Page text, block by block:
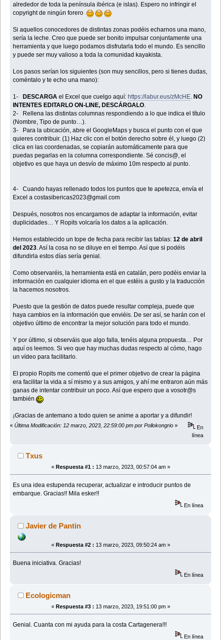
alrededor de toda la península ibérica (e islas). Espero no infringir el
copyright de ningún forero
Si aquellos conocedores de distintas zonas podéis echarnos una mano,
sería la leche. Creo que puede ser bonito impulsar conjuntamente una
herramienta y que luego podamos disfrutarla todo el mundo. Es sencillo
y puede ser muy valioso a toda la comunidad kayakista.
Los pasos serían los siguientes (son muy sencillos, pero si tienes dudas,
coméntalo y te echo una mano):
1-DESCARGAel Excel que cuelgo aquí:https://labur.eus/zMcHE .NO
INTENTES EDITARLO ON-LINE, DESCÁRGALO
2- Rellena las distintas columnas respondiendo a lo que indica el título
(Nombre, Tipo de punto…).
3- Para la ubicación, abre el GoogleMaps y busca el punto con el que
quieres contribuir. (1) Haz clic con el botón derecho sobre él, y luego (2)
clica en las coordenadas, se copiarán automáticamente para que
puedas pegarlas en la columna correspondiente. Sé concis@, el
objetivo es que haya un desvío de máximo 10m respecto al punto.
4- Cuando hayas rellenado todos los puntos que te apetezca, envía el
Excel a costasibericas2023@gmail.com
Después, nosotros nos encargamos de adaptar la información, evitar
duplicidades… Y Ropits volcaría los datos a la aplicación.
Hemos establecido un tope de fecha para recibir las tablas:12 de abril
del 2023 . Así la cosa no se diluye en el tiempo. Así que si podéis
difundirla estos días sería genial.
Como observaréis, la herramienta está en catalán, pero podéis enviar la
información en cualquier idioma en el que estéis a gusto y la traducción
la hacemos nosotros.
Puesto que la gestión de datos puede resultar compleja, puede que
haya cambios en la información que enviéis. De ser así, se harán con el
objetivo último de encontrar la mejor solución para todo el mundo.
Y por último, si observáis que algo falla, tenéis alguna propuesta… Por
aquí os leemos. Si veo que hay muchas dudas respecto al cómo, hago
un vídeo para facilitarlo.
El propio Ropits me comentó que el primer objetivo de crear la página
era facilitar la vida a sí mismo y a sus amigos, y ahí me entraron aún más
ganas de intentar contribuir un poco. Así que espero que a vosotr@s
también
¡Gracias de antemano a todo quien se anime a aportar y a difundir!
« Última Modificación: 12 marzo, 2023, 22:59:00 pm por Pollokongrio »
En
línea
Txus
« Respuesta #1 : 13 marzo, 2023, 00:57:04 am »
Es una idea estupenda recuperar, actualizar e introducir puntos de
embarque. Gracias!! Mila esker!!
En línea
Javier de Pantin
« Respuesta #2 : 13 marzo, 2023, 09:50:24 am »
Buena iniciativa. Gracias!
En línea
Ecologicman
« Respuesta #3 : 13 marzo, 2023, 19:51:00 pm »
Genial. Cuanta con mi ayuda para la costa Cartagenera!!!
En línea